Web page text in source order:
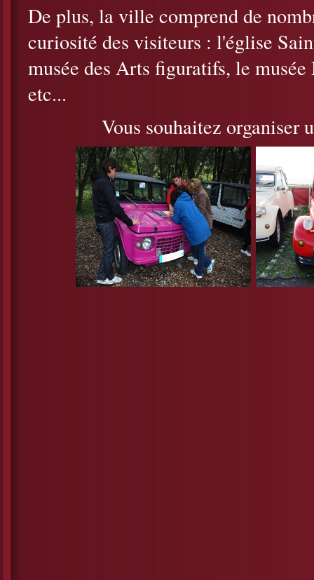
De plus, la ville comprend de
curiosité des visiteurs : l'église
musée des Arts figuratifs, le
etc...
Vous souhaitez organiser